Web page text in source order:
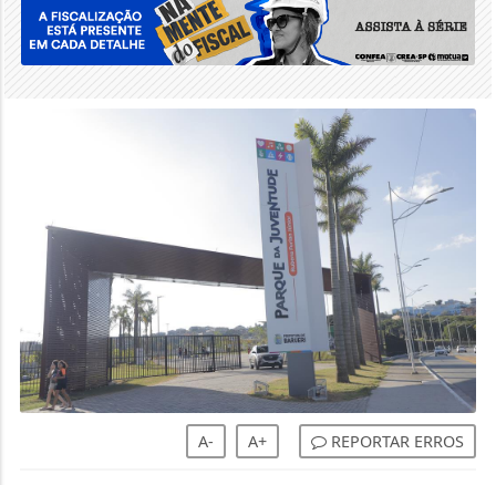
A- A+ REPORTAR ERROS